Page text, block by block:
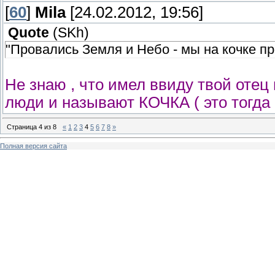
[60] Mila[24.02.2012, 19:56]
Quote (SKh)
"Провались Земля и Небо - мы на кочке
Не знаю , что имел ввиду твой отец
люди и называют КОЧКА ( это тогда
Страница 4 из 8 « 1 2 3 4 5 6 7 8 »
Полная версия сайта